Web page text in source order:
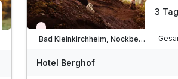
Nur noch Restplätze
Bad Kleinkirchheim, Nockberge / Bad Kleinkirchheim
3
Hotel Berghof